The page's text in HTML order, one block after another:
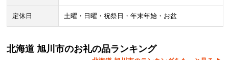
定休日 土曜・日曜・祝祭日・年末年始・お盆
北海道 旭川市のお礼の品ランキング